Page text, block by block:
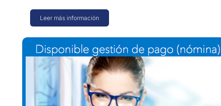
Leer más información